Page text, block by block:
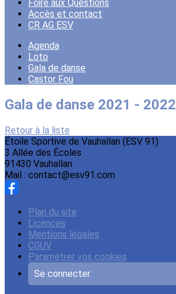
Foire aux Questions
Accès et contact
CR AG ESV
Agenda
Loto
Gala de danse
Castor Fou
Gala de danse 2021 - 2022
Retour à la liste
Étoile Sportive de Vauhallan (ESV 91)
3 Allée des Écoles
91430 Vauhallan
Mail : contact@esv91.com
Plan du site
Licences
Mentions légales
CGUV
Paramétrer vos cookies
Se connecter